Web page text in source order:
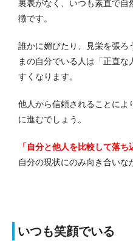
裏表がなく、いつも素直で自
徴です。
誰かに媚びたり、見栄を張ろ
まの自分でいる人は「正直
すくなります。
他人から信頼されることによ
に進むでしょう。
「自分と他人を比較して落
自分の現状にのみ向き合いな
いつも笑顔でいる